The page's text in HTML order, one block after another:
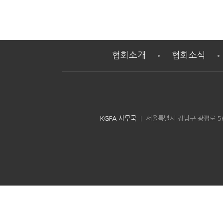
협회소개 협회소식
KGFA 사무국 | 서울특별시 강남구 광평